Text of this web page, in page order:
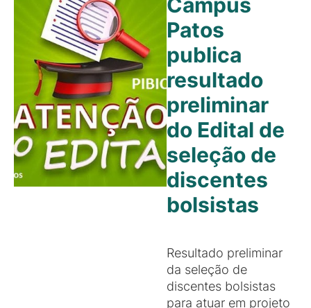
Patos
publica
resultado
preliminar
do Edital de
seleção de
discentes
bolsistas
Resultado preliminar
da seleção de
discentes bolsistas
para atuar em projeto